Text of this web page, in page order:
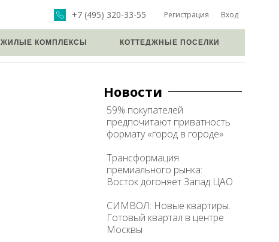
Регистрация Вход
+7 (495) 320-33-55
ЖИЛЫЕ КОМПЛЕКСЫ КОТТЕДЖНЫЕ ПОСЕЛКИ
Новости
59% покупателей
предпочитают приватность
формату «город в городе»
Трансформация
премиального рынка:
Восток догоняет Запад ЦАО
СИМВОЛ: Новые квартиры.
Готовый квартал в центре
Москвы